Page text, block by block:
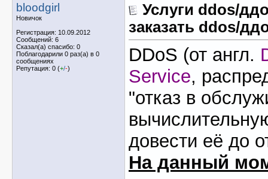
bloodgirl
Новичок
Регистрация: 10.09.2012
Сообщений: 6
Сказал(а) спасибо: 0
Поблагодарили 0 раз(а) в 0
сообщениях
Репутация: 0 (+/-)
Услуги ddos/
заказать ddos/
DDoS (от англ.
Service,
"отказ в
довести её до
На данный